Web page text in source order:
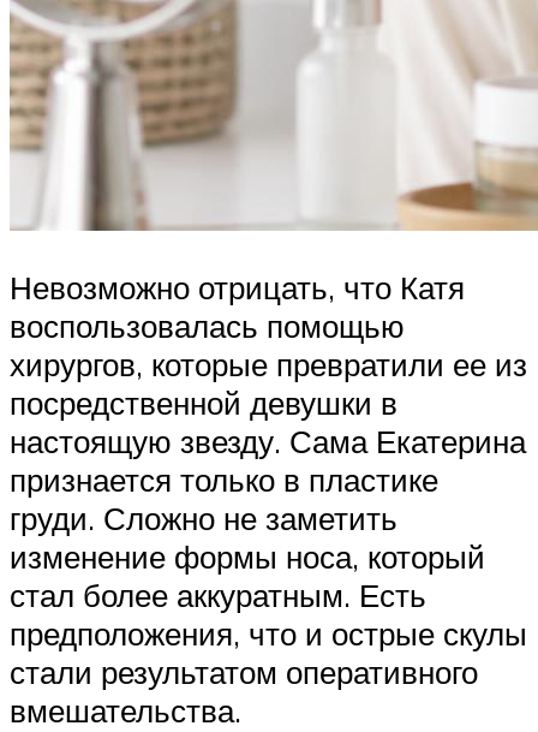
Невозможно отрицать, что Катя
воспользовалась помощью
хирургов, которые превратили ее из
посредственной девушки в
настоящую звезду. Сама Екатерина
признается только в пластике
груди. Сложно не заметить
изменение формы носа, который
стал более аккуратным. Есть
предположения, что и острые скулы
стали результатом оперативного
вмешательства.